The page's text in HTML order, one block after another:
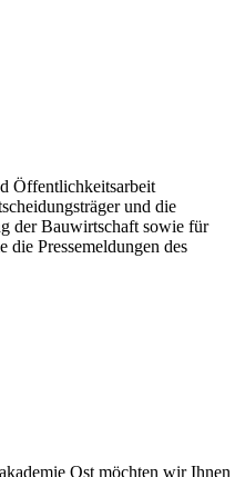
Öffentlichkeitsarbeit
und die
der Bauwirtschaft sowie für
die Pressemeldungen des
Ost möchten wir Ihnen